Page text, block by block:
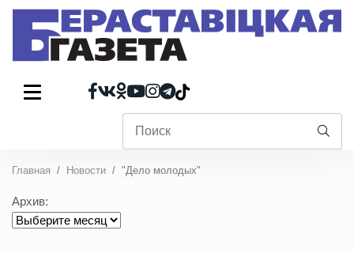
Главная Новости "Дело молодых"
Архив: